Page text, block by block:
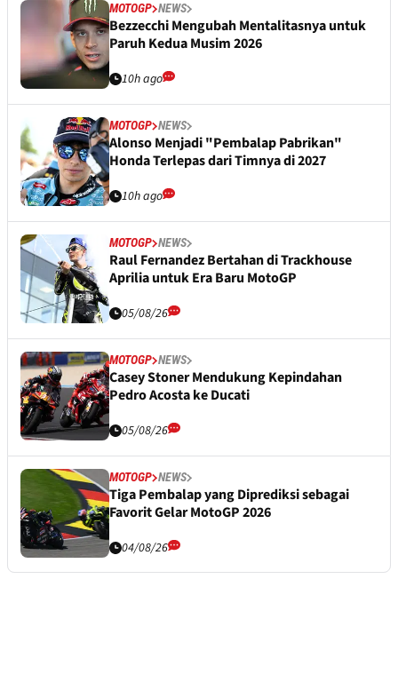
MOTOGP NEWS
Bezzecchi Mengubah Mentalitasnya untuk
Paruh Kedua Musim 2026
10h ago
MOTOGP NEWS
Alonso Menjadi "Pembalap Pabrikan"
Honda Terlepas dari Timnya di 2027
10h ago
MOTOGP NEWS
Raul Fernandez Bertahan di Trackhouse
Aprilia untuk Era Baru MotoGP
05/08/26
MOTOGP NEWS
Casey Stoner Mendukung Kepindahan
Pedro Acosta ke Ducati
05/08/26
MOTOGP NEWS
Tiga Pembalap yang Diprediksi sebagai
Favorit Gelar MotoGP 2026
04/08/26